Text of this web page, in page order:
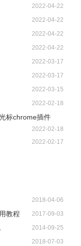
2022-04-22
2022-04-22
2022-04-22
2022-04-22
2022-03-17
2022-03-17
2022-03-15
2022-02-18
标chrome插件
2022-02-18
2022-02-17
2018-04-06
教程 2017-09-03
2014-09-25
2018-07-03